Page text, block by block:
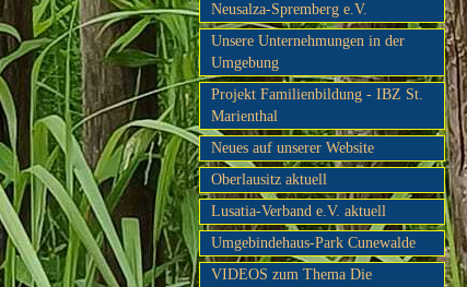
Neusalza-Spremberg e.V.
Unsere Unternehmungen in der
Umgebung
Projekt Familienbildung - IBZ St.
Marienthal
Neues auf unserer Website
Oberlausitz aktuell
Lusatia-Verband e.V. aktuell
Umgebindehaus-Park Cunewalde
VIDEOS zum Thema Die